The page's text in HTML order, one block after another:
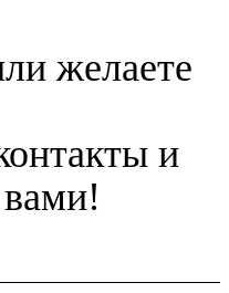
желаете
и